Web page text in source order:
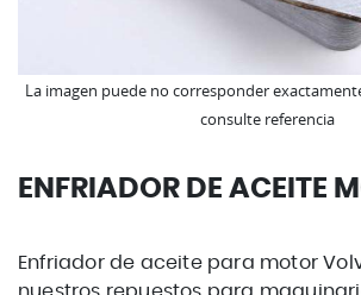
ENFRIADOR DE ACEITE
Enfriador de aceite para motor
La imagen puede no corresponder
consulte referencia